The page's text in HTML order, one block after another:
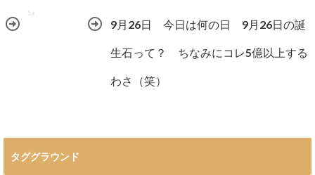
9月26日 今日は何の日 9月26日の誕
生石って？ ちなみにコレ5億以上する
わさ（笑）
タググラウンド